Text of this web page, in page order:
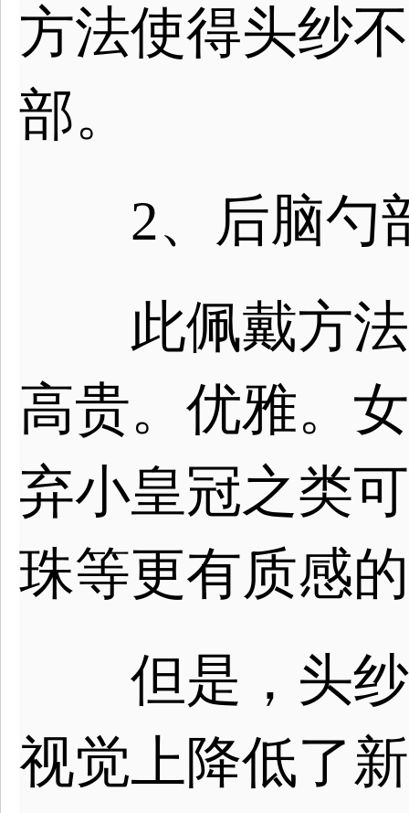
方法使得头纱
部。
2、后脑勺
此佩戴方法
高贵。优雅。
弃小皇冠之类
珠等更有质感
但是，头纱
视觉上降低了